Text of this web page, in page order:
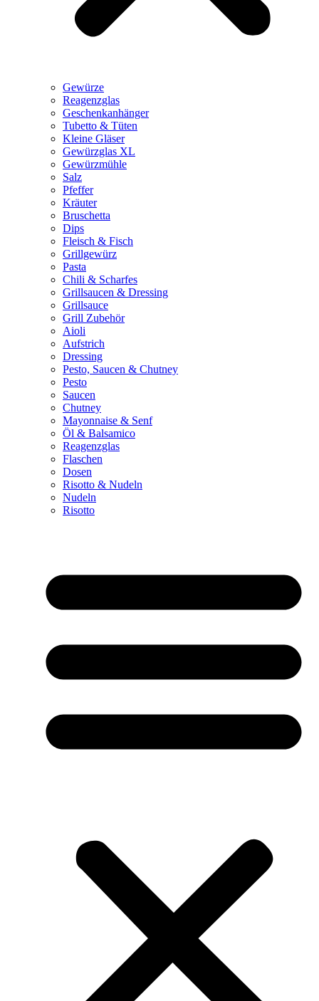
Gewürze
Reagenzglas
Geschenkanhänger
Tubetto & Tüten
Kleine Gläser
Gewürzglas XL
Gewürzmühle
Salz
Pfeffer
Kräuter
Bruschetta
Dips
Fleisch & Fisch
Grillgewürz
Pasta
Chili & Scharfes
Grillsaucen & Dressing
Grillsauce
Grill Zubehör
Aioli
Aufstrich
Dressing
Pesto, Saucen & Chutney
Pesto
Saucen
Chutney
Mayonnaise & Senf
Öl & Balsamico
Reagenzglas
Flaschen
Dosen
Risotto & Nudeln
Nudeln
Risotto